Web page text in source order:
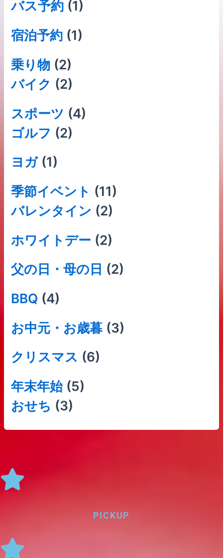
バス予約 (1)
宿泊予約 (1)
乗り物 (2)
バイク (2)
スポーツ (4)
ゴルフ (2)
ヨガ(1)
季節イベント (11)
バレンタイン (2)
ホワイトデー (2)
父の日・母の日 (2)
BBQ (4)
お中元・お歳暮(3)
クリスマス (6)
年末年始(5)
おせち (3)
PICKUP